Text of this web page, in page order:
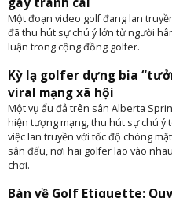
Một đoạn video golf đang lan
đã thu hút sự chú ý lớn từ người
luận trong cộng đồng golfer.
Kỳ lạ golfer dựng bia
viral mạng xã hội
Một vụ ẩu đả trên sân Alberta
hiện tượng mạng, thu hút sự chú ý
việc lan truyền với tốc độ chóng
sân đấu, nơi hai golfer lao vào
chơi.
Bàn về Golf Etiquette: